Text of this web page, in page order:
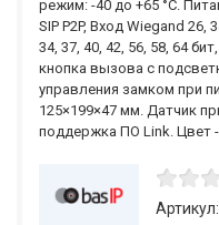
режим: -40 до +65 °C.
SIP P2P, Вход Wiegand 26,
34, 37, 40, 42, 56, 58, 64
кнопка вызова с
управления замком при
125×199×47 мм. Датчик
поддержка ПО Link. Цвет